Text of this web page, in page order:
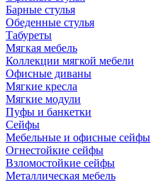
Барные стулья
Обеденные стулья
Табуреты
Мягкая мебель
Коллекции мягкой мебели
Офисные диваны
Мягкие кресла
Мягкие модули
Пуфы и банкетки
Сейфы
Мебельные и офисные сейфы
Огнестойкие сейфы
Взломостойкие сейфы
Металлическая мебель